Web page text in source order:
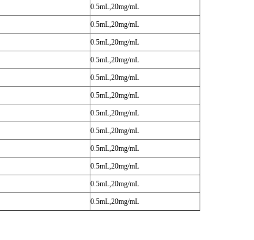
0.5mL,20mg/mL
0.5mL,20mg/mL
0.5mL,20mg/mL
0.5mL,20mg/mL
0.5mL,20mg/mL
0.5mL,20mg/mL
0.5mL,20mg/mL
0.5mL,20mg/mL
0.5mL,20mg/mL
0.5mL,20mg/mL
0.5mL,20mg/mL
0.5mL,20mg/mL